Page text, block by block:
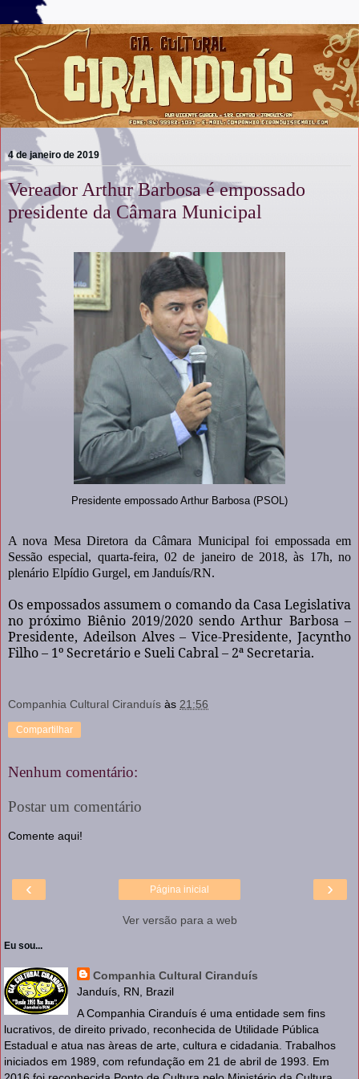
4 de janeiro de 2019
Vereador Arthur Barbosa é empossado
presidente da Câmara Municipal
Presidente empossado Arthur Barbosa (PSOL)
A nova Mesa Diretora da Câmara Municipal foi empossada em
Sessão especial, quarta-feira, 02 de janeiro de 2018, às 17h, no
plenário Elpídio Gurgel, em Janduís/RN.
Os empossados assumem o comando da Casa Legislativa
no próximo Biênio 2019/2020 sendo Arthur Barbosa –
Presidente, Adeilson Alves – Vice-Presidente, Jacyntho
Filho – 1º Secretário e Sueli Cabral – 2ª Secretaria.
Companhia Cultural Ciranduís às 21:56
Compartilhar
Nenhum comentário:
Postar um comentário
Comente aqui!
‹ ›
Página inicial
Ver versão para a web
Eu sou...
Companhia Cultural Ciranduís
Janduís, RN, Brazil
A Companhia Ciranduís é uma entidade sem fins
lucrativos, de direito privado, reconhecida de Utilidade Pública
Estadual e atua nas àreas de arte, cultura e cidadania. Trabalhos
iniciados em 1989, com refundação em 21 de abril de 1993. Em